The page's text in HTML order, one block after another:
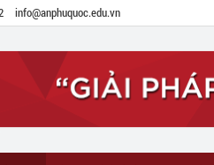
info@anphuquoc.edu.vn